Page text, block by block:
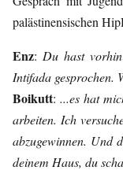
palästinensischen
Enz: Du hast
Intifada gesprochen.
Boikutt: ...es hat
arbeiten. Ich
abzugewinnen. Und
deinem Haus, du